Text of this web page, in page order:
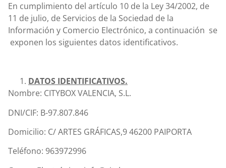
En cumplimiento del artículo 10 de la Ley 34/2002, de
11 de julio, de Servicios de la Sociedad de la
Información y Comercio Electrónico, a continuación se
exponen los siguientes datos identificativos.
DATOS IDENTIFICATIVOS.
Nombre: CITYBOX VALENCIA, S.L.
DNI/CIF: B-97.807.846
Domicilio: C/ ARTES GRÁFICAS,9 46200 PAIPORTA
Teléfono: 963972996